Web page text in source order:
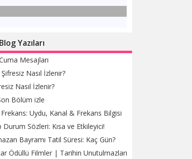
Yazıları
Mesajları
Nasıl İzlenir?
Nasıl İzlenir?
Bölüm izle
Uydu, Kanal & Frekans Bilgisi
Sözleri: Kısa ve Etkileyici!
Bayramı Tatil Süresi: Kaç Gün?
Ödüllü Filmler | Tarihin Unutulmazları